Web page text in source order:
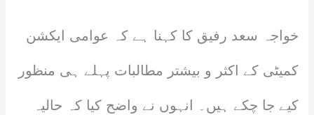
خواجہ سعد رفیق کا کہنا ہے کہ عوامی ایکشن
کمیٹی کے اکثر و بیشتر مطالبات پہلے ہی منظور
کیے جا چکے ہیں۔ انہوں نے واضح کیا کہ حالیہ